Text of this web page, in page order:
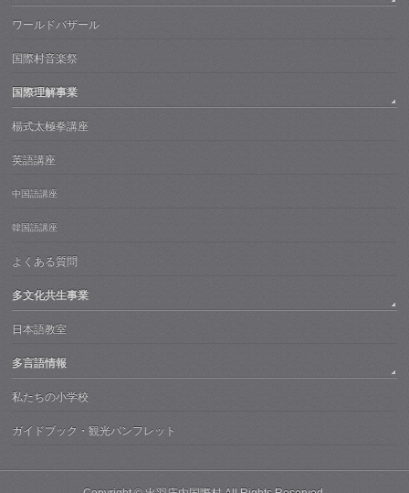
ワールドバザール
国際村音楽祭
国際理解事業
楊式太極拳講座
英語講座
中国語講座
韓国語講座
よくある質問
多文化共生事業
日本語教室
多言語情報
私たちの小学校
ガイドブック・観光パンフレット